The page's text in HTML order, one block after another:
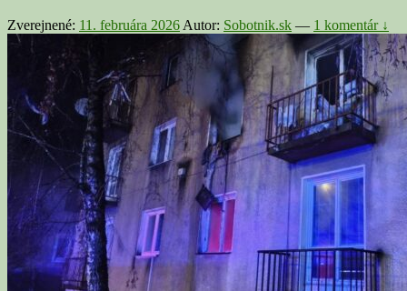
Zverejnené: 11. februára 2026Autor: Sobotnik.sk — 1 komentár ↓